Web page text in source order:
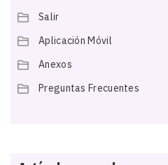
Salir
Aplicación Móvil
Anexos
Preguntas Frecuentes